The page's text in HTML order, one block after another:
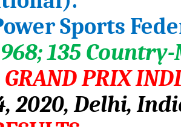
Sports
135
PRIX
2020, Delhi,